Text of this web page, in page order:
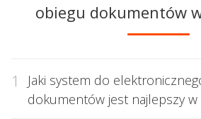
obiegu dokumentów
1
Jaki system do
dokumentów jest najlepszy w